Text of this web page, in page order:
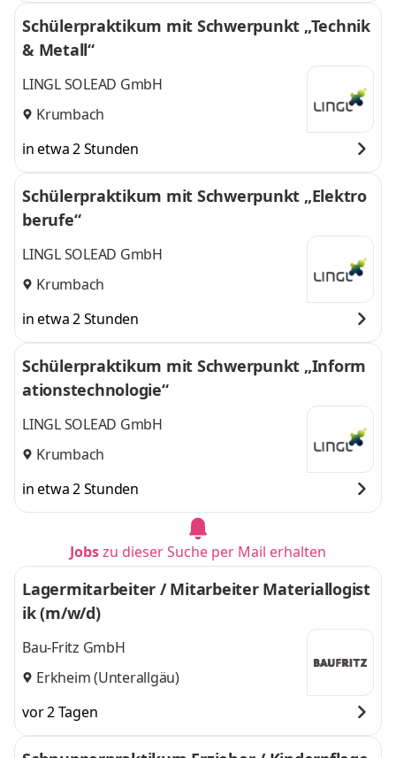
Schülerpraktikum mit Schwerpunkt „Technik
& Metall“
LINGL SOLEAD GmbH
Krumbach
in etwa 2 Stunden
Schülerpraktikum mit Schwerpunkt „Elektro
berufe“
LINGL SOLEAD GmbH
Krumbach
in etwa 2 Stunden
Schülerpraktikum mit Schwerpunkt „Inform
ationstechnologie“
LINGL SOLEAD GmbH
Krumbach
in etwa 2 Stunden
Jobszu dieser Suche per Mail erhalten
Lagermitarbeiter / Mitarbeiter Materiallogist
ik (m/w/d)
Bau-Fritz GmbH
Erkheim (Unterallgäu)
vor 2 Tagen